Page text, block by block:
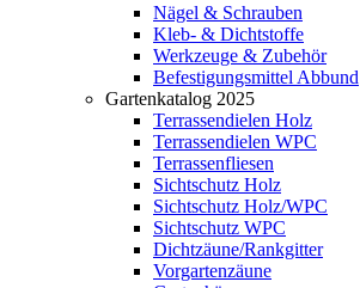
Nägel & Schrauben
Kleb- & Dichtstoffe
Werkzeuge & Zubehör
Befestigungsmittel Abbund
Gartenkatalog 2025
Terrassendielen Holz
Terrassendielen WPC
Terrassenfliesen
Sichtschutz Holz
Sichtschutz Holz/WPC
Sichtschutz WPC
Dichtzäune/Rankgitter
Vorgartenzäune